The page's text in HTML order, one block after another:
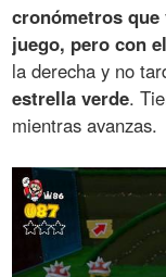
cronómetros que
juego, pero con
la derecha y no
estrella verde.
mientras avanzas.